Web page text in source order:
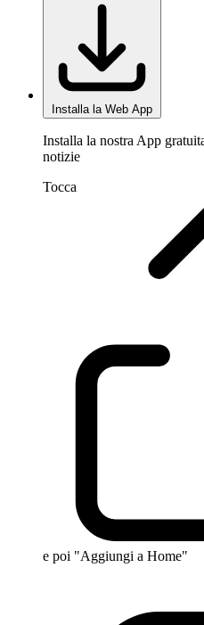
Installa la Web App
Installa la nostra App
notizie
Tocca
e poi "Aggiungi a Home"